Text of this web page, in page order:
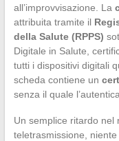
all’improvvisazione. La
attribuita tramite il
della Salute (RPPS)
Digitale in Salute,
tutti i dispositivi digitali
scheda contiene un
senza il quale
Un semplice ritardo nel
teletrasmissione,